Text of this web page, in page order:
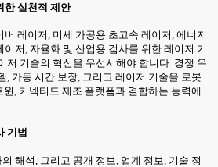
한 실천적 제안
레이저, 미세 가공용 초고속 레이저, 에너지
저, 자율화 및 산업용 검사를 위한 레이저 기
저 기술의 혁신을 우선시해야 합니다. 경쟁 우
, 가동 시간 보장, 그리고 레이저 기술을 로봇
, 커넥티드 제조 플랫폼과 결합하는 능력에
기법
해석, 그리고 공개 정보, 업계 정보, 기술 정